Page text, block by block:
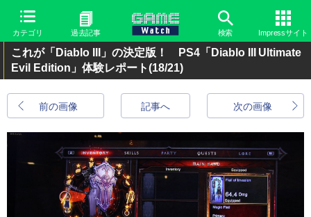
カテゴリ 過去記事 検索 Impressサイト
これが「Diablo III」の決定版！ PS4「Diablo III Ultimate
Evil Edition」体験レポート(18/21)
前の画像 次の画像
記事へ